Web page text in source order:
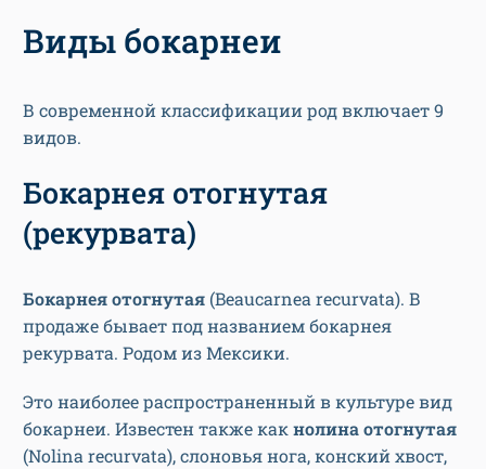
Виды бокарнеи
В современной классификации род включает 9
видов.
Бокарнея отогнутая
(рекурвата)
Бокарнея отогнутая (Beaucarnea recurvata). В
продаже бывает под названием бокарнея
рекурвата. Родом из Мексики.
Это наиболее распространенный в культуре вид
бокарнеи. Известен также какнолина отогнутая
(Nolina recurvata), слоновья нога, конский хвост,